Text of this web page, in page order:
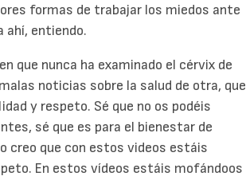
formas de trabajar los miedos ante
ahí, entiendo.
que nunca ha examinado el cérvix de
noticias sobre la salud de otra, que
y respeto. Sé que no os podéis
sé que es para el bienestar de
creo que con estos videos estáis
En estos vídeos estáis mofándoos